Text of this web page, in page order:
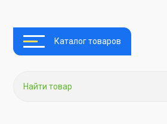
Каталог товаров